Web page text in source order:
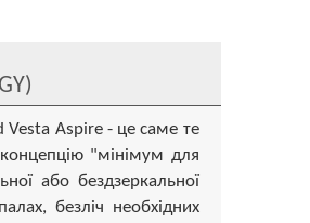
Vesta Aspire - це саме те
"мінімум для
або бездзеркальної
безліч необхідних